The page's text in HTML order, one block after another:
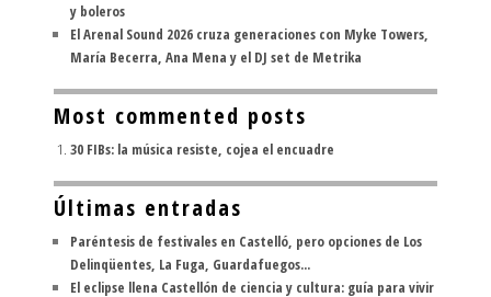
y boleros
El Arenal Sound 2026 cruza generaciones con Myke Towers,
María Becerra, Ana Mena y el DJ set de Metrika
Most commented posts
30 FIBs: la música resiste, cojea el encuadre
Últimas entradas
Paréntesis de festivales en Castelló, pero opciones de Los
Delinqüentes, La Fuga, Guardafuegos...
El eclipse llena Castellón de ciencia y cultura: guía para vivir